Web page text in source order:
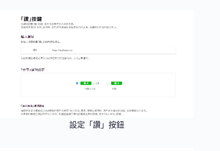
設定「讚」按鈕